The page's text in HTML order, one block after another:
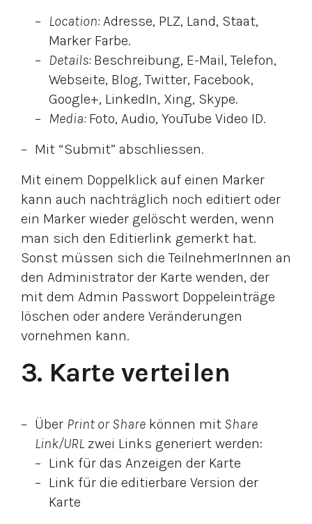
Location:Adresse, PLZ, Land, Staat,
Marker Farbe.
Details: Beschreibung, E-Mail, Telefon,
Webseite, Blog, Twitter, Facebook,
Google+, LinkedIn, Xing, Skype.
Media: Foto, Audio, YouTube Video ID.
Mit “Submit” abschliessen.
Mit einem Doppelklick auf einen Marker
kann auch nachträglich noch editiert oder
ein Marker wieder gelöscht werden, wenn
man sich den Editierlink gemerkt hat.
Sonst müssen sich die TeilnehmerInnen an
den Administrator der Karte wenden, der
mit dem Admin Passwort Doppeleinträge
löschen oder andere Veränderungen
vornehmen kann.
3. Karte verteilen
Über Print or Share können mit Share
Link/URLzwei Links generiert werden:
Link für das Anzeigen der Karte
Link für die editierbare Version der
Karte